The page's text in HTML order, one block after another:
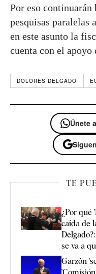
Por eso continuarán
pesquisas paralelas
en este asunto la
cuenta con el
DOLORES DELGADO
Únete
TE
¿Por qué
caída de
se va a
Garzón